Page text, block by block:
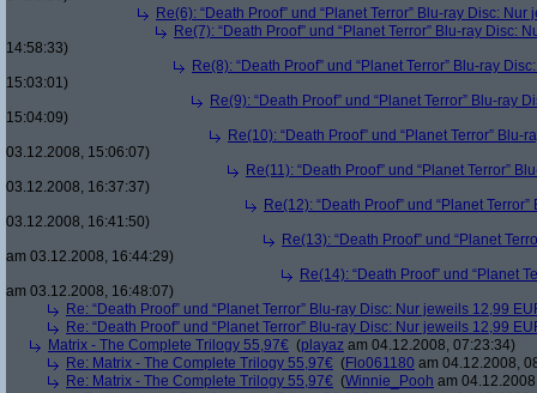
Re(6): “Death Proof” und “Planet Terror” Blu-ray Disc:
Re(7): “Death Proof” und “Planet Terror” Blu-ray Disc:
14:58:33)
Re(8): “Death Proof” und “Planet Terror” Blu-ray
15:03:01)
Re(9): “Death Proof” und “Planet Terror” Blu-ray
15:04:09)
Re(10): “Death Proof” und “Planet Terror”
03.12.2008, 15:06:07)
Re(11): “Death Proof” und “Planet Terror”
03.12.2008, 16:37:37)
Re(12): “Death Proof” und “Planet
03.12.2008, 16:41:50)
Re(13): “Death Proof” und “Planet
am 03.12.2008, 16:44:29)
Re(14): “Death Proof” und “Planet
am 03.12.2008, 16:48:07)
Re: “Death Proof” und “Planet Terror” Blu-ray Disc: Nur jeweils 12,99
Re: “Death Proof” und “Planet Terror” Blu-ray Disc: Nur jeweils 12,99
Matrix - The Complete Trilogy 55,97€ (playaz am 04.12.2008, 07:23:34)
Re: Matrix - The Complete Trilogy 55,97€ (Flo061180 am 04.12.2008,
Re: Matrix - The Complete Trilogy 55,97€ (Winnie_Pooh am